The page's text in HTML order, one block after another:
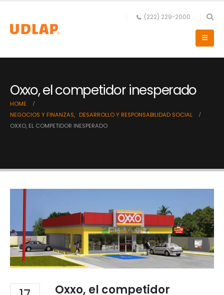
(222) 229-2000
Oxxo, el competidor inesperado
HOME
NEGOCIOS Y FINANZAS, DESARROLLO Y RESPONSABILIDAD SOCIAL
OXXO, EL COMPETIDOR INESPERADO
Oxxo, el competidor